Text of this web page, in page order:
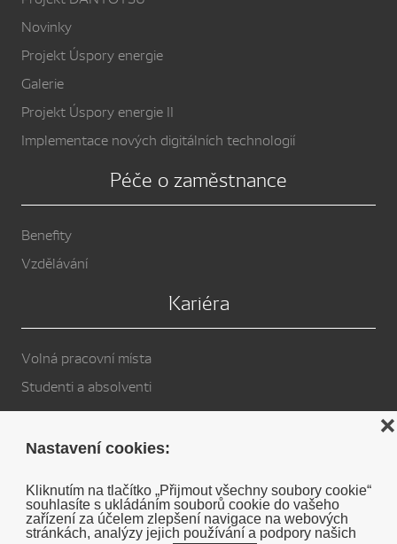
Nastavení cookies:
Kliknutím na tlačítko „Přijmout všechny soubory cookie“
souhlasíte s ukládáním souborů cookie do vašeho
zařízení za účelem zlepšení navigace na webových
stránkách, analýzy jejich používání a podpory našich
❌
Novinky
Projekt Úspory energie
Galerie
Projekt Úspory energie II
Implementace nových digitálních technologií
Péče o zaměstnance
Benefity
Vzdělávání
Kariéra
Volná pracovní místa
Studenti a absolventi
Cookies
Soukromé prohlášení o vyloučení odpovědnosti DENSO